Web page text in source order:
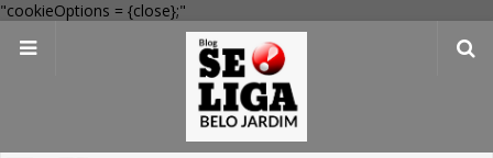
"cookieOptions = {close};"